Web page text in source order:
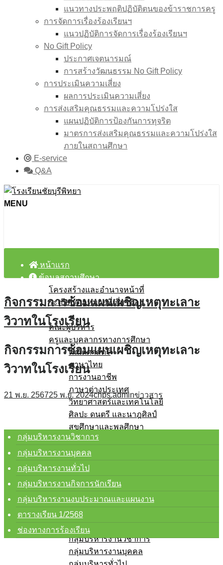
แนวทางประพฤติปฏิบัติตนของข้าราชการครู
การจัดการเรื่องร้องเรียนฯ
แนวปฏิบัติการจัดการเรื่องร้องเรียนฯ
No Gift Policy
ประกาศเจตนารมณ์
การสร้างวัฒนธรรม No Gift Policy
การประเมินความเสี่ยง
ผลการประเมินความเสี่ยง
การส่งเสริมคุณธรรมและความโปร่งใส
แผนปฏิบัติการป้องกันการทุจริต
มาตรการส่งเสริมคุณธรรมเเละความโปร่งใส
ภายในสถานศึกษา
E-service
Q&A
MENU
หน้าแรก
ข้อมูลสถานศึกษา
โครงสร้างและอำนาจหน้าที่
ระเบียบ/กฎหมายที่เกี่ยวข้อง
บุคลากร
คณะผู้บริหาร
ครูและบุคลากรทางการศึกษา
คณิตศาสตร์
ภาษาไทย
การงานอาชีพ
ภาษาต่างประเทศ
วิทยาศาสตร์และเทคโนโลยี
ศิลปะ ดนตรี และนาฎศิลป์
สุขศึกษาและพลศึกษา
สังคมศึกษา ศาสนา และวัฒนธรรม
กิจกรรมพัฒนาผู้เรียน
โรงเรียนสุจริต
การบริหารงานและการจ่ายงบประมาณ
แผนปฏิบัติการ
แผนพัฒนาคุณภาพการศึกษา
ความก้าวหน้าในการดำเนินงาน
คู่มือการปฏิบัติงาน
กลุ่มบริหารงานวิชาการ
กลุ่มบริหารงานบุคคล
กิจกรรมการซ้อมแผนเผชิญเหตุทะเลาะ
วิวาทในโรงเรียน
กิจกรรมการซ้อมแผนเผชิญเหตุทะเลาะ
วิวาทในโรงเรียน
21 พ.ย. 256725 พ.ย. 2024chps.adminข่าวสาร
กลุ่มบริหารงานวิชาการ
กลุ่มบริหารงานบุคคล
กลุ่มบริหารงานทั่วไป
กลุ่มบริหารงานกิจการนักเรียน
กลุ่มบริหารงานงบประมาณและแผนงาน
ตารางเรียน 1/2568
ช่องทางการร้องเรียน